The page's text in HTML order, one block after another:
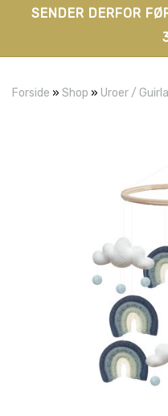
SENDER DERFOR
Forside » Shop » Uroer /